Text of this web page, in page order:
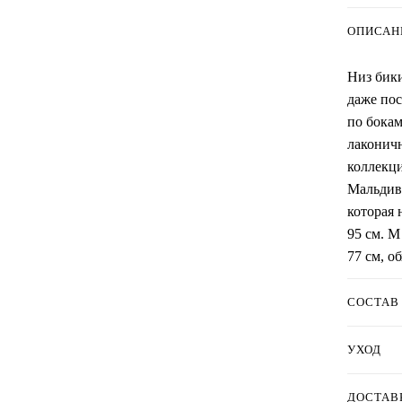
Низ
даже
по
которая
95 см.
77 см,
СОСТАВ
УХОД